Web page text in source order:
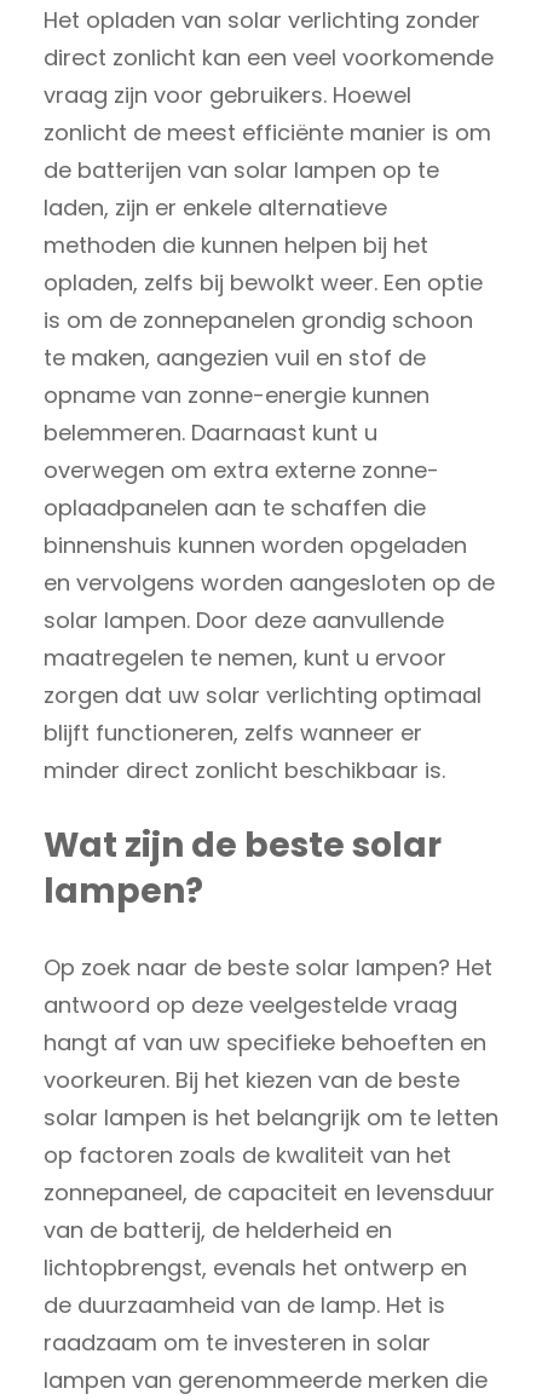
Het opladen van solar verlichting zonder
direct zonlicht kan een veel voorkomende
vraag zijn voor gebruikers. Hoewel
zonlicht de meest efficiënte manier is om
de batterijen van solar lampen op te
laden, zijn er enkele alternatieve
methoden die kunnen helpen bij het
opladen, zelfs bij bewolkt weer. Een optie
is om de zonnepanelen grondig schoon
te maken, aangezien vuil en stof de
opname van zonne-energie kunnen
belemmeren. Daarnaast kunt u
overwegen om extra externe zonne-
oplaadpanelen aan te schaffen die
binnenshuis kunnen worden opgeladen
en vervolgens worden aangesloten op de
solar lampen. Door deze aanvullende
maatregelen te nemen, kunt u ervoor
zorgen dat uw solar verlichting optimaal
blijft functioneren, zelfs wanneer er
minder direct zonlicht beschikbaar is.
Wat zijn de beste solar
lampen?
Op zoek naar de beste solar lampen? Het
antwoord op deze veelgestelde vraag
hangt af van uw specifieke behoeften en
voorkeuren. Bij het kiezen van de beste
solar lampen is het belangrijk om te letten
op factoren zoals de kwaliteit van het
zonnepaneel, de capaciteit en levensduur
van de batterij, de helderheid en
lichtopbrengst, evenals het ontwerp en
de duurzaamheid van de lamp. Het is
raadzaam om te investeren in solar
lampen van gerenommeerde merken die